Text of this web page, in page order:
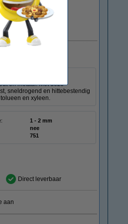
Direct leverbaar
en metaal. Met deze
sneldrogend en hittebestendig
en xyleen.
1 - 2 mm
nee
751
Direct leverbaar
aan